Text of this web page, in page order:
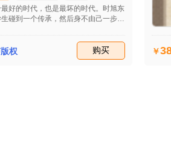
好的时代，也是最坏的时代。时旭东
碰到一个传承，然后身不由己一步一
权 购买